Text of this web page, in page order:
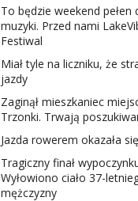
To będzie weekend pełen
muzyki. Przed nami
Festiwal
Miał tyle na liczniku, że
jazdy
Zaginął mieszkaniec
Trzonki. Trwają
Jazda rowerem okazała
Tragiczny finał
Wyłowiono ciało 37-
mężczyzny